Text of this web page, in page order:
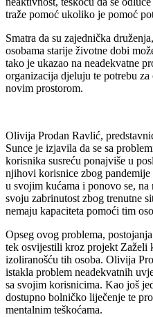
traže pomoć ukoliko je pomoć
Smatra da su zajednička
osobama starije životne dobi
tako je ukazao na neadekvatne
organizacija djeluju te potrebu
novim prostorom.
Olivija Prodan Ravlić,
Sunce je izjavila da se sa
korisnika susreću ponajviše u
njihovi korisnice zbog
u svojim kućama i ponovo se,
svoju zabrinutost zbog trenutne
nemaju kapaciteta pomoći tim
Opseg ovog problema,
tek osvijestili kroz projekt Zaželi
izoliranošću tih osoba. Olivija
istakla problem neadekvatnih
sa svojim korisnicima. Kao još
dostupno bolničko liječenje te
mentalnim teškoćama.